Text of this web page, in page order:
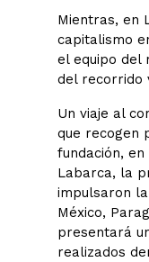
Mientras, en
capitalismo
el equipo del
del recorrido
Un viaje al
que recogen
fundación,
Labarca, la
impulsaron
México,
presentará
realizados